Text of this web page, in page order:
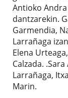
Antioko
dantzarekin.
Garmendia,
Larrañaga
Elena
Calzada.
Larrañaga,
Marin.